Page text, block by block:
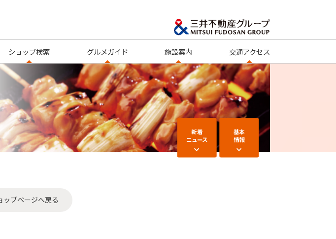
ショップ検索 グルメガイド 施設案内 交通アクセス
新着
ニュース
基本
情報
ップページへ戻る